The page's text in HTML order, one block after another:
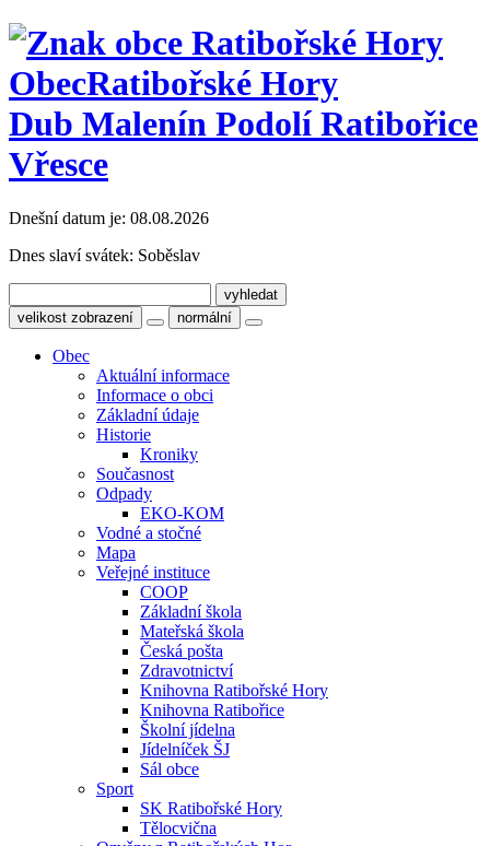
ObecRatibořské Hory
Dub Malenín Podolí Ratibořice
Vřesce
Dnešní datum je: 08.08.2026
Dnes slaví svátek: Soběslav
velikost zobrazení normální
Obec
Aktuální informace
Informace o obci
Základní údaje
Historie
Kroniky
Současnost
Odpady
EKO-KOM
Vodné a stočné
Mapa
Veřejné instituce
COOP
Základní škola
Mateřská škola
Česká pošta
Zdravotnictví
Knihovna Ratibořské Hory
Knihovna Ratibořice
Školní jídelna
Jídelníček ŠJ
Sál obce
Sport
SK Ratibořské Hory
Tělocvična